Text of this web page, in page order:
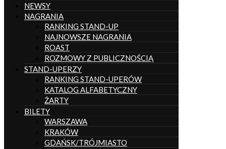
NEWSY
NAGRANIA
RANKING STAND-UP
NAJNOWSZE NAGRANIA
ROAST
ROZMOWY Z PUBLICZNOŚCIĄ
STAND-UPERZY
RANKING STAND-UPERÓW
KATALOG ALFABETYCZNY
ŻARTY
BILETY
WARSZAWA
KRAKÓW
GDAŃSK/TRÓJMIASTO